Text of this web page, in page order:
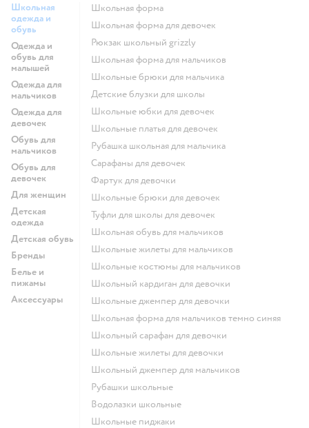
Школьная
одежда и
обувь
Одежда и
обувь для
малышей
Одежда для
мальчиков
Одежда для
девочек
Обувь для
мальчиков
Обувь для
девочек
Для женщин
Детская
одежда
Детская обувь
Бренды
Белье и
пижамы
Аксессуары
Школьная форма
Школьная форма для девочек
Рюкзак школьный grizzly
Школьная форма для мальчиков
Школьные брюки для мальчика
Детские блузки для школы
Школьные юбки для девочек
Школьные платья для девочек
Рубашка школьная для мальчика
Сарафаны для девочек
Фартук для девочки
Школьные брюки для девочек
Туфли для школы для девочек
Школьная обувь для мальчиков
Школьные жилеты для мальчиков
Школьные костюмы для мальчиков
Школьный кардиган для девочки
Школьные джемпер для девочки
Школьная форма для мальчиков темно синяя
Школьный сарафан для девочки
Школьные жилеты для девочки
Школьный джемпер для мальчиков
Рубашки школьные
Водолазки школьные
Школьные пиджаки